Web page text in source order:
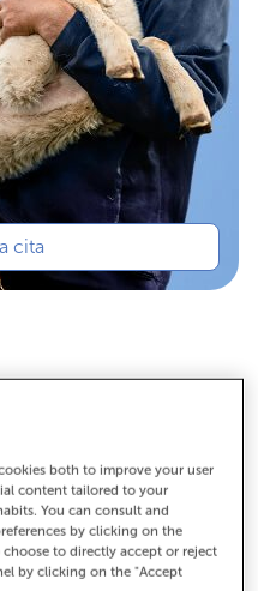
cita
ajudes PAC
la teva liquiditat
both to improve your user
content tailored to your
You can consult and
by clicking on the
to directly accept or reject
by clicking on the "Accept